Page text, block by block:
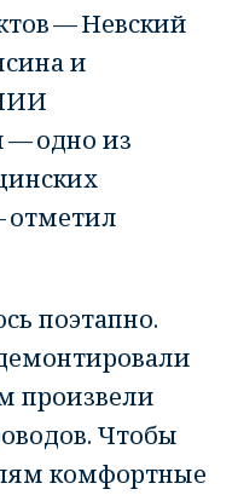
— Невский
и
— одно из
отметил
поэтапно.
произвели
Чтобы
комфортные